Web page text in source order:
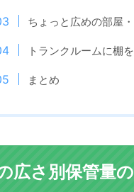
ちょっと広めの部屋
トランクルームに棚
まとめ
広さ別保管量